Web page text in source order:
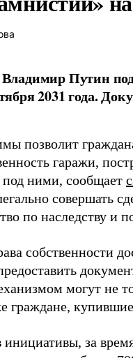
Путин
2031 года.
позволит
гаражи,
под ними, сообщает
совершать
по наследству и
собственности
могут не
граждане,
за